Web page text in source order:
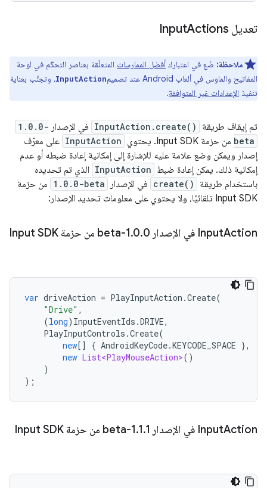
تعديل Input Actions
ملاحظة: ضَع في اعتبارك أفضل الممارسات المتعلّقة بعناصر التحكّم في لوحة
المفاتيح والماوس في ألعاب Android عند تصميم
InputAction، وتجنَّب بعناية
تنفيذ الإعدادات غير المتوافقة.
تم إيقاف طريقة InputAction.create() في الإصدار 1.0.0-
beta من حزمة Input SDK. يحتوي InputAction على معرّف
إصدار ويمكن وضع علامة عليه للإشارة إلى إمكانية إعادة ضبطه أو عدم
إمكانية ذلك. يمكن إعادة ضبط InputAction الذي تم تحديده
باستخدام طريقة
create() في الإصدار 1.0.0-beta من حزمة
Input SDK تلقائيًا، ولا يحتوي على معلومات تحديد الإصدار:
InputAction في الإصدار 1 .0.0-beta من حزمة Input SDK
var driveAction = PlayInputAction .Create(
"Drive" ,
(long) InputEventIds .DRIVE,
PlayInputControls .Create(
new [] { AndroidKeyCode.KEYCODE_SPACE },
new List<PlayMouseAction>()
)
);
InputAction في الإصدار 1 .1.1-beta من حزمة Input SDK